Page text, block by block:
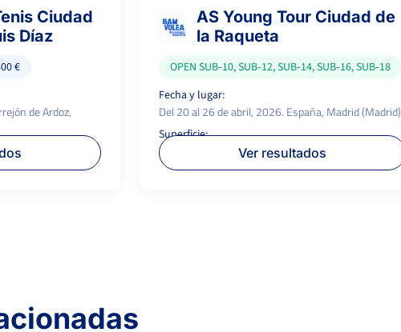
Ciudad
Díaz
€
de Ardoz,
AS Young Tour Ciudad de
la Raqueta
OPEN SUB‑10, SUB‑12, SUB‑14, SUB‑16, SUB‑18
Fecha y lugar:
Del 20 al 26 de abril, 2026. España, Madrid (Madrid)
Superficie:
Dura Ver resultados